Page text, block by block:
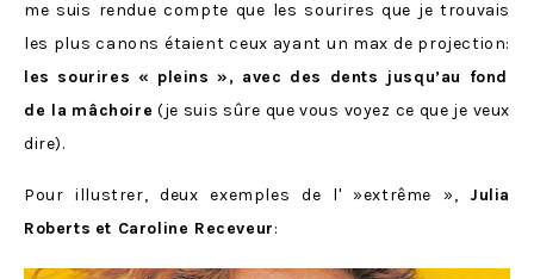
me suis rendue compte que les sourires que je trouvais
les plus canons étaient ceux ayant un max de projection:
les sourires « pleins », avec des dents jusqu’au fond
de la mâchoire (je suis sûre que vous voyez ce que je veux
dire).
Pour illustrer, deux exemples de l' »extrême », Julia
Roberts et Caroline Receveur: